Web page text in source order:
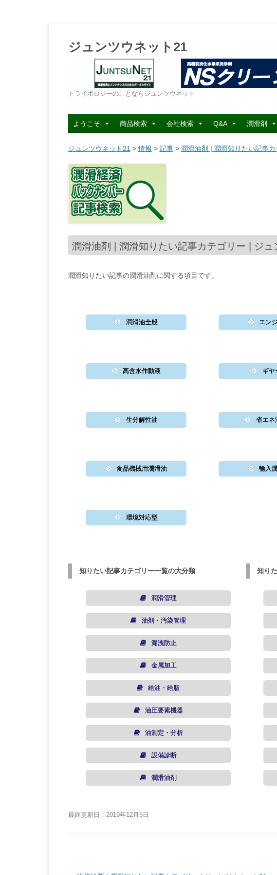
ジュンツウネット21
トライボロジーのことならジュンツウネット
ようこそ 商品検索 会社検索 Q&A 潤滑剤
ジュンツウネット21 >情報 > 記事> 潤滑油剤 | 潤滑知りたい記事
潤滑油剤 | 潤滑知りたい記事カテゴリー | ジュ
潤滑知りたい記事の潤滑油剤に関する項目です。
潤滑油全般 エン
高含水作動液 ギヤ
生分解性油 省エネ
食品機械用潤滑油 輸入
環境対応型
知りたい記事カテゴリー一覧の大分類
潤滑管理
油剤・汚染管理
漏洩防止
金属加工
給油・給脂
油圧要素機器
油測定・分析
設備診断
潤滑油剤
知り
最終更新日：2019年12月5日